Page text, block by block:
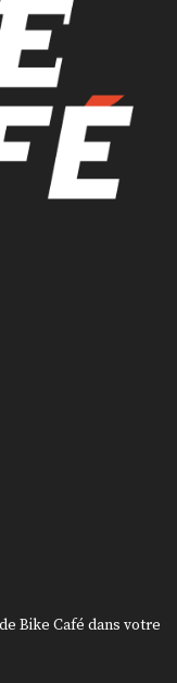
Bike Café dans votre